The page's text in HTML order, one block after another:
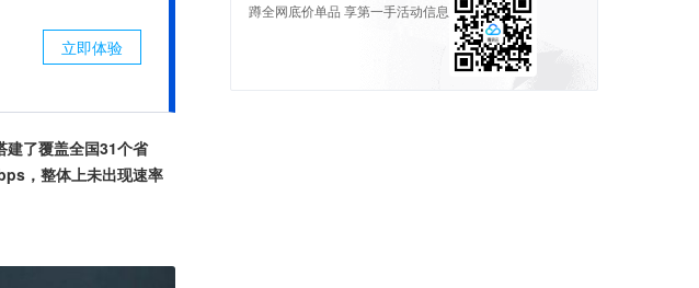
立即体验
建了覆盖全国31个省
，整体上未出现速率
蹲全网底价单品 享第一手活动信息